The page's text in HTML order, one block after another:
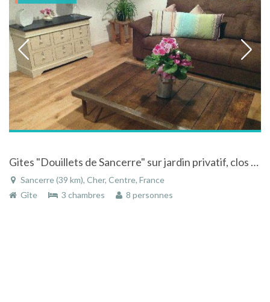
Gites "Douillets de Sancerre" sur jardin privatif, clos et gazonné
Sancerre (39 km), Cher, Centre, France
Gîte
3 chambres 8 personnes